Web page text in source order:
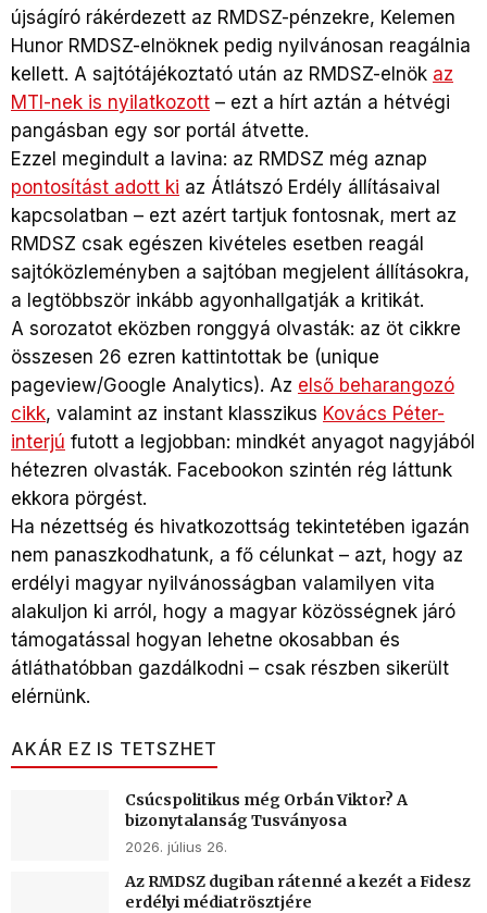
újságíró rákérdezett az RMDSZ-pénzekre, Kelemen
Hunor RMDSZ-elnöknek pedig nyilvánosan reagálnia
kellett. A sajtótájékoztató után az RMDSZ-elnök az
MTI-nek is nyilatkozott – ezt a hírt aztán a hétvégi
pangásban egy sor portál átvette.
Ezzel megindult a lavina: az RMDSZ még aznap
pontosítást adott ki az Átlátszó Erdély állításaival
kapcsolatban – ezt azért tartjuk fontosnak, mert az
RMDSZ csak egészen kivételes esetben reagál
sajtóközleményben a sajtóban megjelent állításokra,
a legtöbbször inkább agyonhallgatják a kritikát.
A sorozatot eközben ronggyá olvasták: az öt cikkre
összesen 26 ezren kattintottak be (unique
pageview/Google Analytics). Az első beharangozó
cikk, valamint az instant klasszikus Kovács Péter-
interjú futott a legjobban: mindkét anyagot nagyjából
hétezren olvasták. Facebookon szintén rég láttunk
ekkora pörgést.
Ha nézettség és hivatkozottság tekintetében igazán
nem panaszkodhatunk, a fő célunkat – azt, hogy az
erdélyi magyar nyilvánosságban valamilyen vita
alakuljon ki arról, hogy a magyar közösségnek járó
támogatással hogyan lehetne okosabban és
átláthatóbban gazdálkodni – csak részben sikerült
elérnünk.
AKÁR EZ IS TETSZHET
Csúcspolitikus még Orbán Viktor? A
bizonytalanság Tusványosa
2026. július 26.
Az RMDSZ dugiban rátenné a kezét a Fidesz
erdélyi médiatrösztjére